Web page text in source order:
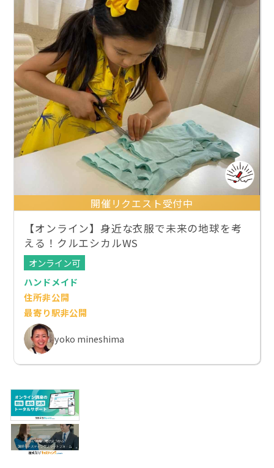
開催リクエスト受付中
【オンライン】身近な衣服で未来の地球を考
える！クルエシカルWS
オンライン可
ハンドメイド
住所非公開
最寄り駅非公開
yoko mineshima